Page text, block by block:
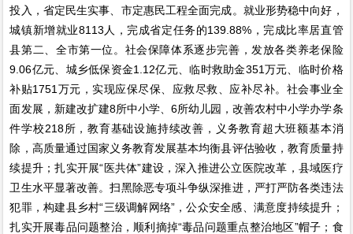
投入，省定民生实事、市定惠民工程全面完成。就业形势稳中向好，
城镇新增就业8113人，完成省定任务的139.88%，完成比率居直管
县第二、全市第一位。社会保障体系逐步完善，发放各类养老保险
9.06亿元、城乡低保资金1.12亿元、临时救助金351万元、临时价格
补贴1751万元，实现应保尽保、应救尽救、应补尽补。社会事业全
面发展，新建改扩建8所中小学、6所幼儿园，改善农村中小学办学条
件学校218所，教育基础设施持续改善，义务教育超大班额基本消
除，高质量通过国家义务教育发展基本均衡县评估验收，教育质量持
续提升；扎实开展“医共体”建设，深入推进公立医院改革，县域医疗
卫生水平显著改善。扫黑除恶专项斗争纵深推进，严打严防各类违法
犯罪，构建县乡村“三级调解网络”，公众安全感、满意度持续提升；
扎实开展毒品问题整治，顺利摘掉“毒品问题重点整治地区”帽子；食